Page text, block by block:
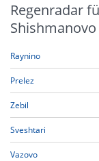
Regenradar
Raynino
Prelez
Zebil
Sveshtari
Vazovo